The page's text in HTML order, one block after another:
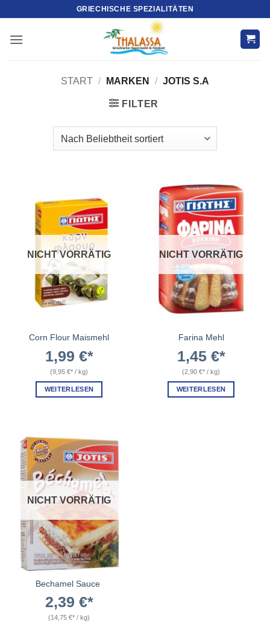
springen
GRIECHISCHE SPEZIALITÄTEN
START / MARKEN / JOTIS S.A
FILTER
NICHT VORRÄTIG
Corn Flour Maismehl
1,99 €
(9,95 € / kg)
WEITERLESEN
NICHT VORRÄTIG
Farina Mehl
1,45 €
(2,90 € / kg)
WEITERLESEN
NICHT VORRÄTIG
Bechamel Sauce
2,39 €
(14,75 € / kg)